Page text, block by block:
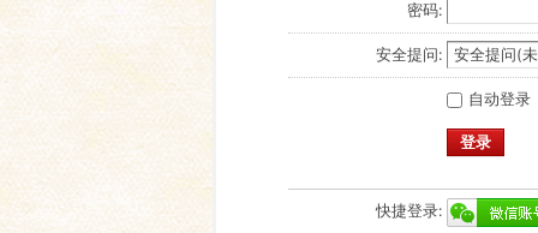
密码:
安全提问:
自动登录
登录
快捷登录: